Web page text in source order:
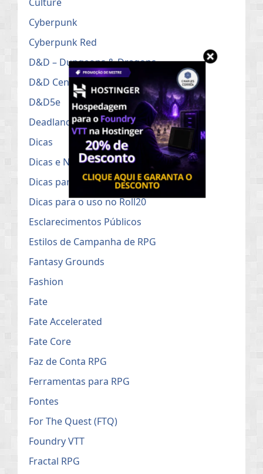
Cyberpunk
Cyberpunk Red
D&D – Dungeons & Dragons
D&D Cenários
D&D5e
Deadlands
Dicas
Dicas e Notícias do RPG
Dicas para Mestres de RPG
Dicas para o uso no Roll20
Esclarecimentos Públicos
Estilos de Campanha de RPG
Fantasy Grounds
Fashion
Fate
Fate Accelerated
Fate Core
Faz de Conta RPG
Ferramentas para RPG
Fontes
For The Quest (FTQ)
Foundry VTT
Fractal RPG